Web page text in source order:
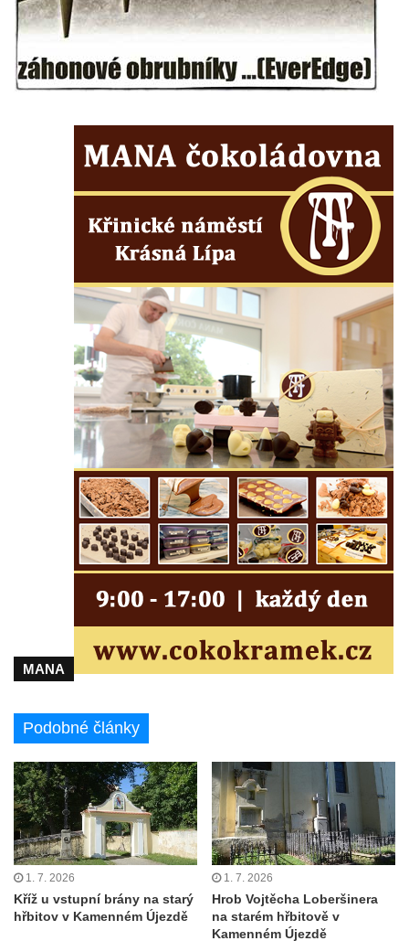
Hrob rodiny Kundlatsch-Lucke na hřbitově v
Krásné u Pěnčína
Hrob Jana Kačera na hřbitově v Želkovicích
Hrob Friedricha Hoffmanna na hřbitově v
Hrob rodiny Dulde na hřbitově v Šumburku
nad Desnou – Tanvaldu
Hrob manželů Stumpe na hřbitově v
Šumburku nad Desnou – Tanvaldu
Hrob Waltera Pochmanna na hřbitově v
Šumburku nad Desnou – Tanvaldu
Hrob rodiny Pochmannových na hřbitově v
Šumburku nad Desnou – Tanvaldu
Hrob Oskara Josefa Heyera na hřbitově ve
Starých Křečanech
Hrob Marie Jakschové na hřbitově v Dubé
Hrob Františka Hroudy na hřbitově v Dubé
Hrob Aloise Mohla na hřbitově v Dubé
Hrob Erharda Dittricha na hřbitově ve
Velkém Šenově
Hrob Roberta Hitmana na hřbitově ve
Velkém Šenově
Hrob rodiny Sochorových na hřbitově v
Hrob Adolfa Suchého na hřbitově v
Cítolibech
Cítolibech
Hrob Josefa Sladkovského a Marie Liškové
na hřbitově v Cítolibech
Hrob Františka Petra na hřbitově v
Cítolibech
Hrob rodiny Mildorfových na hřbitově v
Cítolibech
Hrob Marie Vostré na hřbitově v Cítolibech
Hrob Josefa Friče na hřbitově v Cítolibech
MANA
Podobné články
1. 7. 2026
Kříž u vstupní brány na starý
hřbitov v Kamenném Újezdě
1. 7. 2026
Hrob Vojtěcha Loberšinera
na starém hřbitově v
Kamenném Újezdě